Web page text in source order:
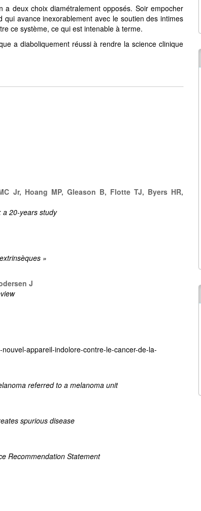
deux choix diamétralement opposés. Soir empocher
avance inexorablement avec le soutien des intimes
ce système, ce qui est intenable à terme.
a diaboliquement réussi à rendre la science clinique
Jr, Hoang MP, Gleason B, Flotte TJ, Byers HR,
a 20-years study
»
J
appareil-indolore-contre-le-cancer-de-la-
referred to a melanoma unit
spurious disease
Recommendation Statement